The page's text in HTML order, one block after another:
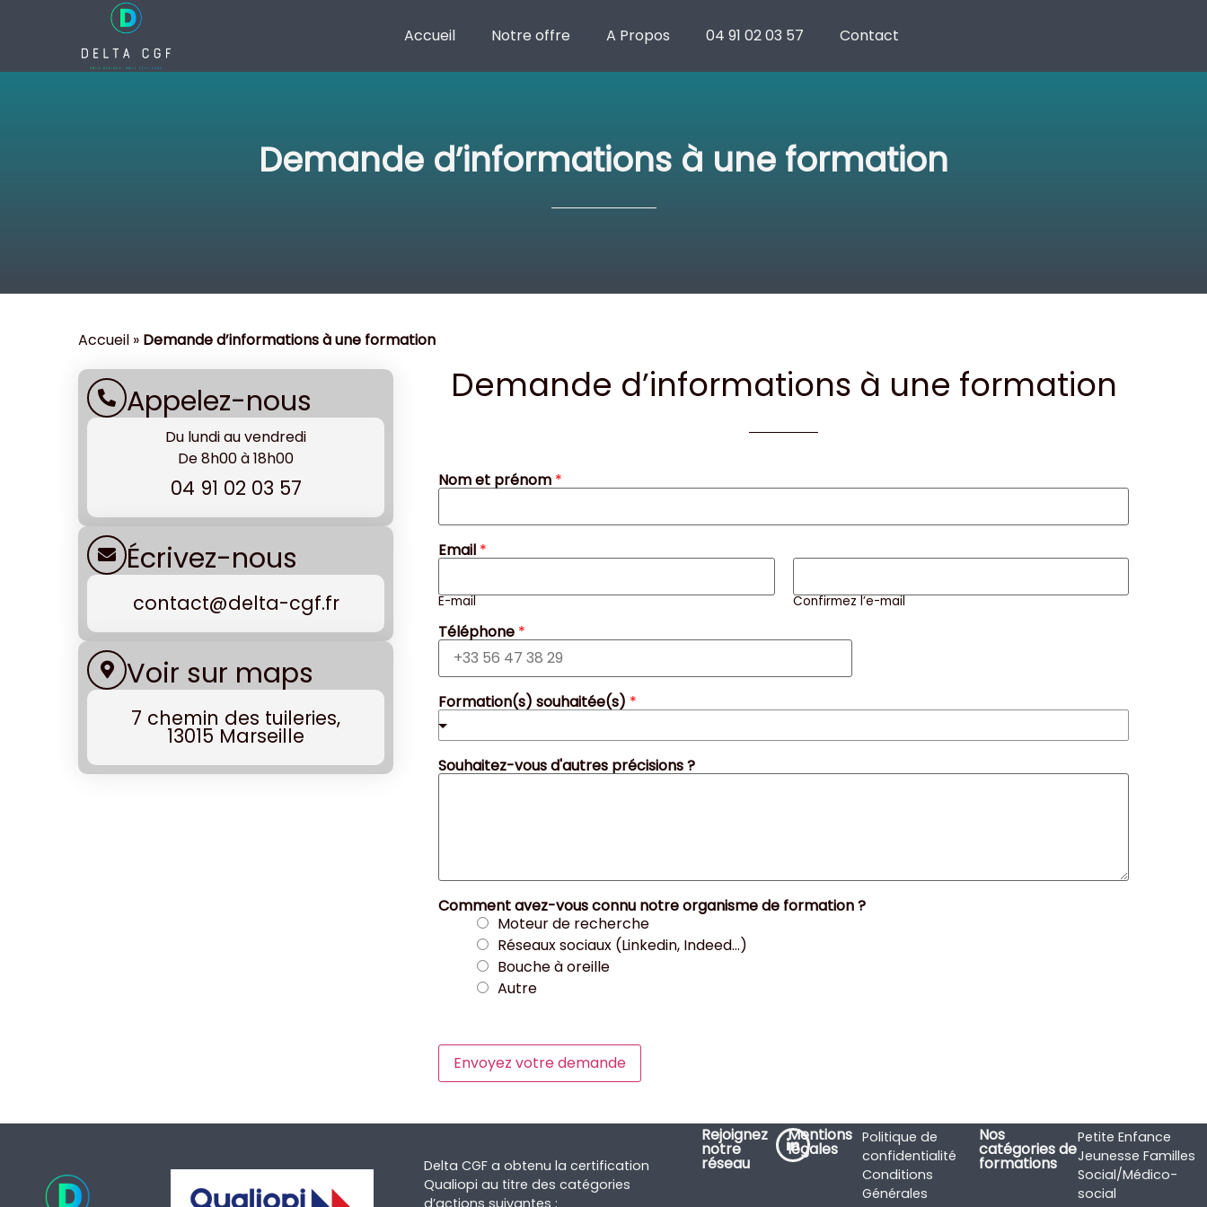
Accueil Notre offre A Propos 04 91 02 03 57 Contact
Demande d’informations à une formation
Accueil » Demande d’informations à une formation
Appelez-nous
Du lundi au vendredi
De 8h00 à 18h00
04 91 02 03 57
Écrivez-nous
contact@delta-cgf.fr
Voir sur maps
7 chemin des tuileries,
13015 Marseille
Demande d’informations à une formation
Nom et prénom *
Email *
E-mail Confirmez l’e-mail
Téléphone *
Formation(s) souhaitée(s) *
Souhaitez-vous d'autres précisions ?
Comment avez-vous connu notre organisme de formation ?
Moteur de recherche
Réseaux sociaux (Linkedin, Indeed...)
Bouche à oreille
Autre
Envoyez votre demande
Delta CGF a obtenu la certification
Qualiopi au titre des catégories
d’actions suivantes :
Rejoignez
notre
réseau
Mentions
légales
Politique de
confidentialité
Conditions
Générales
Nos
catégories de
formations
Petite Enfance
Jeunesse Familles
Social/Médico-
social